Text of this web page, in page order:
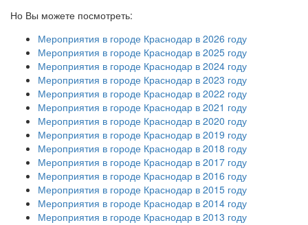
Но Вы можете посмотреть:
Мероприятия в городе Краснодар в 2026 году
Мероприятия в городе Краснодар в 2025 году
Мероприятия в городе Краснодар в 2024 году
Мероприятия в городе Краснодар в 2023 году
Мероприятия в городе Краснодар в 2022 году
Мероприятия в городе Краснодар в 2021 году
Мероприятия в городе Краснодар в 2020 году
Мероприятия в городе Краснодар в 2019 году
Мероприятия в городе Краснодар в 2018 году
Мероприятия в городе Краснодар в 2017 году
Мероприятия в городе Краснодар в 2016 году
Мероприятия в городе Краснодар в 2015 году
Мероприятия в городе Краснодар в 2014 году
Мероприятия в городе Краснодар в 2013 году